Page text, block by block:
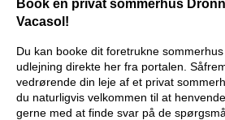
Book en privat sommerhus
Vacasol!
Du kan booke dit foretrukne
udlejning direkte her fra portalen.
vedrørende din leje af et privat
du naturligvis velkommen til at
gerne med at finde svar på de